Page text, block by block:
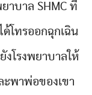
าบาล SHMC ที่
โทรออกฉุกเฉิน
งโรงพยาบาลให้
ะพาพ่อของเขา